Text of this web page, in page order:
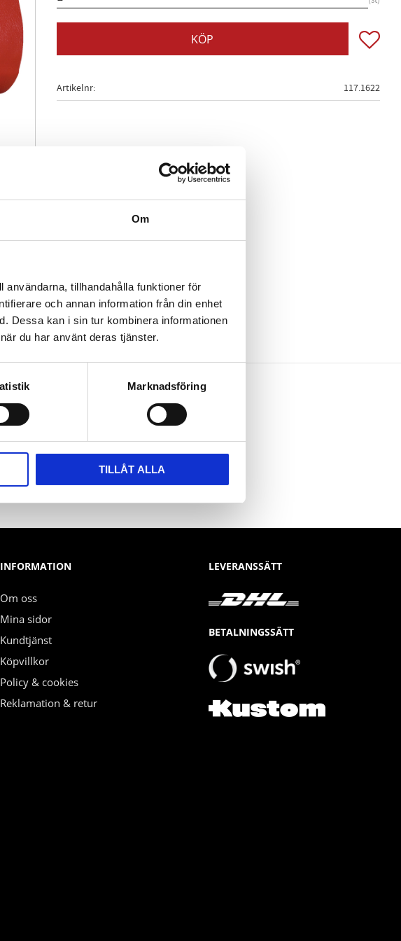
Om
tillhandahålla funktioner för
och annan information från din enhet
Dessa kan i sin tur kombinera informationen
du har använt deras tjänster.
Marknadsföring
TILLÅT ALLA
KÖP Lägg
Artikelnr 117.1622
.
INFORMATION
Om oss
Mina sidor
Kundtjänst
Köpvillkor
Policy & cookies
Reklamation & retur
LEVERANSSÄTT
BETALNINGSSÄTT